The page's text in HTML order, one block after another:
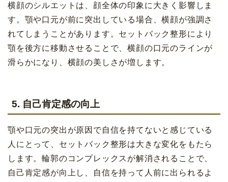
横顔のシルエットは、顔全体の印象に大きく影響しま
す。顎や口元が前に突出している場合、横顔が強調さ
れてしまうことがあります。セットバック整形により
顎を後方に移動させることで、横顔の口元のラインが
滑らかになり、横顔の美しさが増します。
5. 自己肯定感の向上
顎や口元の突出が原因で自信を持てないと感じている
人にとって、セットバック整形は大きな変化をもたら
します。輪郭のコンプレックスが解消されることで、
自己肯定感が向上し、自信を持って人前に出られるよ